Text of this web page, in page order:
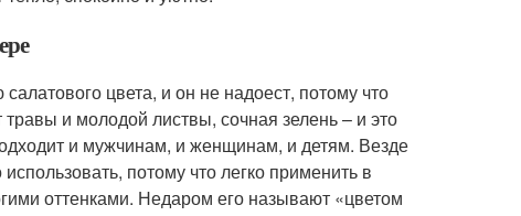
цвета, и он не надоест, потому что
и молодой листвы, сочная зелень – и это
и мужчинам, и женщинам, и детям. Везде
потому что легко применить в
оттенками. Недаром его называют «цветом